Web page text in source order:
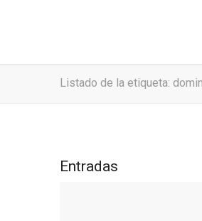
Listado de la etiqueta:
Entradas